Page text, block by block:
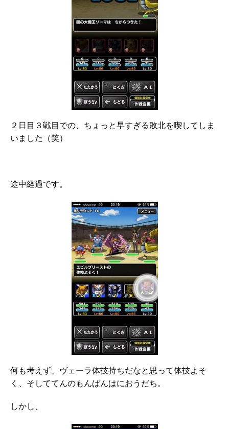
２日目３戦目での、ちょっと早すぎる敗北を喫してしま
いました（笑）
途中経過です。
何も考えず、ヴェーラ体技持ちだなと思って体技よそ
く、そしててんのもんばんはにおうだち。
しかし、